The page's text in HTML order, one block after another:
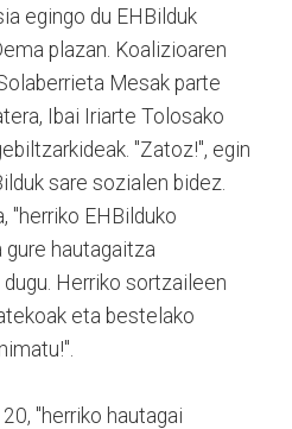
egingo du EHBilduk
plazan. Koalizioaren
Mesak parte
Ibai Iriarte Tolosako
"Zatoz!", egin
sare sozialen bidez.
"herriko EHBilduko
hautagaitza
Herriko sortzaileen
eta bestelako
"herriko hautagai